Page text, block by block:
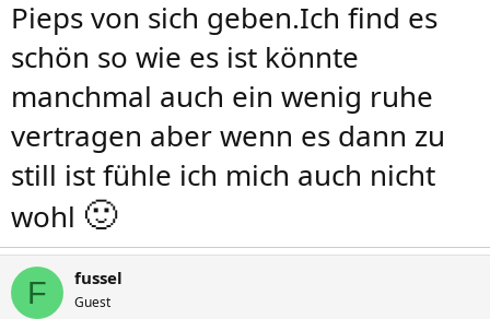
Pieps von sich geben.Ich find es
schön so wie es ist könnte
manchmal auch ein wenig ruhe
vertragen aber wenn es dann zu
still ist fühle ich mich auch nicht
wohl 🙂
F fussel
Guest